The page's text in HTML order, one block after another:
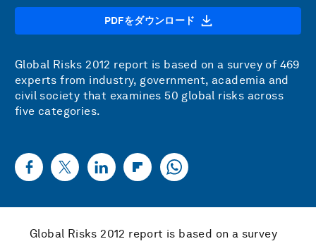
PDFをダウンロード
Global Risks 2012 report is based on a survey of 469
experts from industry, government, academia and
civil society that examines 50 global risks across
five categories.
Global Risks 2012 report is based on a survey